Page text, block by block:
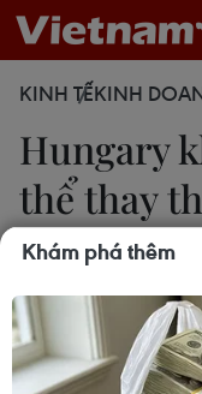
KINH TẾKINH
Hungary
thể thay
Nga
Duy Trinh-Quang
06/07/2022 01:22
Khám phá thêm